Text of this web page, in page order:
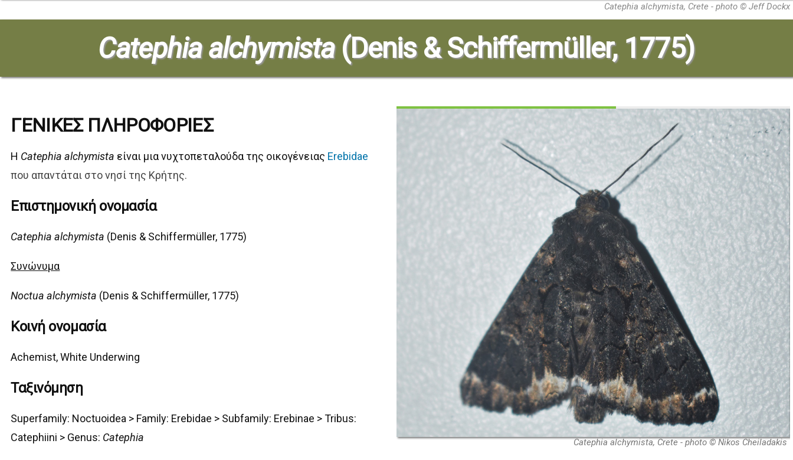
Catephia alchymista, Crete - photo © Jeff Dockx
Catephia alchymista (Denis & Schiffermüller, 1775)
ΓΕΝΙΚΕΣ ΠΛΗΡΟΦΟΡΙΕΣ
Η Catephia alchymista είναι μια νυχτοπεταλούδα της οικογένειας Erebidae
που απαντάται στο νησί της Κρήτης.
Επιστημονική ονομασία
Catephia alchymista (Denis & Schiffermüller, 1775)
Συνώνυμα
Noctua alchymista (Denis & Schiffermüller, 1775)
Κοινή ονομασία
Achemist, White Underwing
Ταξινόμηση
Superfamily: Noctuoidea > Family: Erebidae > Subfamily: Erebinae >Tribus:
Catephiini > Genus: Catephia Catephia alchymista, Crete - photo © Nikos Cheiladakis